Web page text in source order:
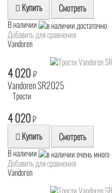
Купить Смотреть
В наличии
Добавить для сравнения
Vandoren
4 020₽
Vandoren SR2025
Трости
4 020₽
Купить Смотреть
В наличии
Добавить для сравнения
Vandoren